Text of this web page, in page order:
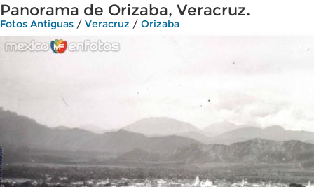
Panorama de Orizaba, Veracruz.
Fotos Antiguas / Veracruz / Orizaba